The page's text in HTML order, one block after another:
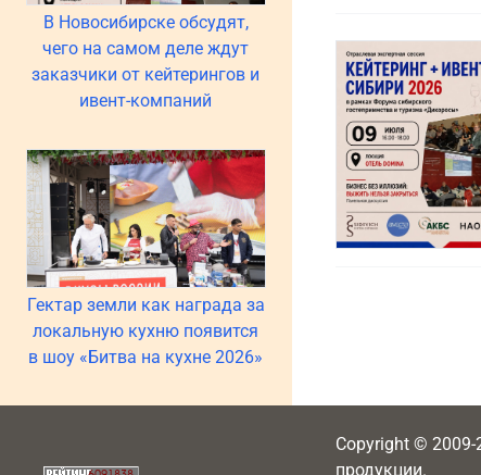
В Новосибирске обсудят,
чего на самом деле ждут
заказчики от кейтерингов и
ивент-компаний
Гектар земли как награда за
локальную кухню появится
в шоу «Битва на кухне 2026»
Copyright ©
продукции.